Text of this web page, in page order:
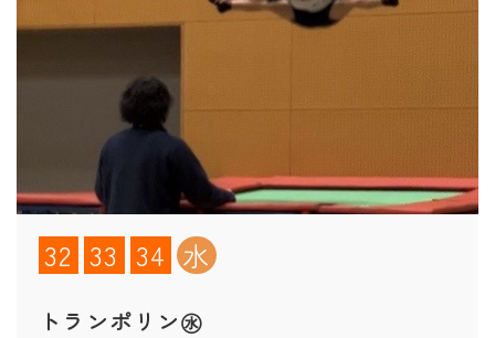
32 33 34 水
トランポリン㊌